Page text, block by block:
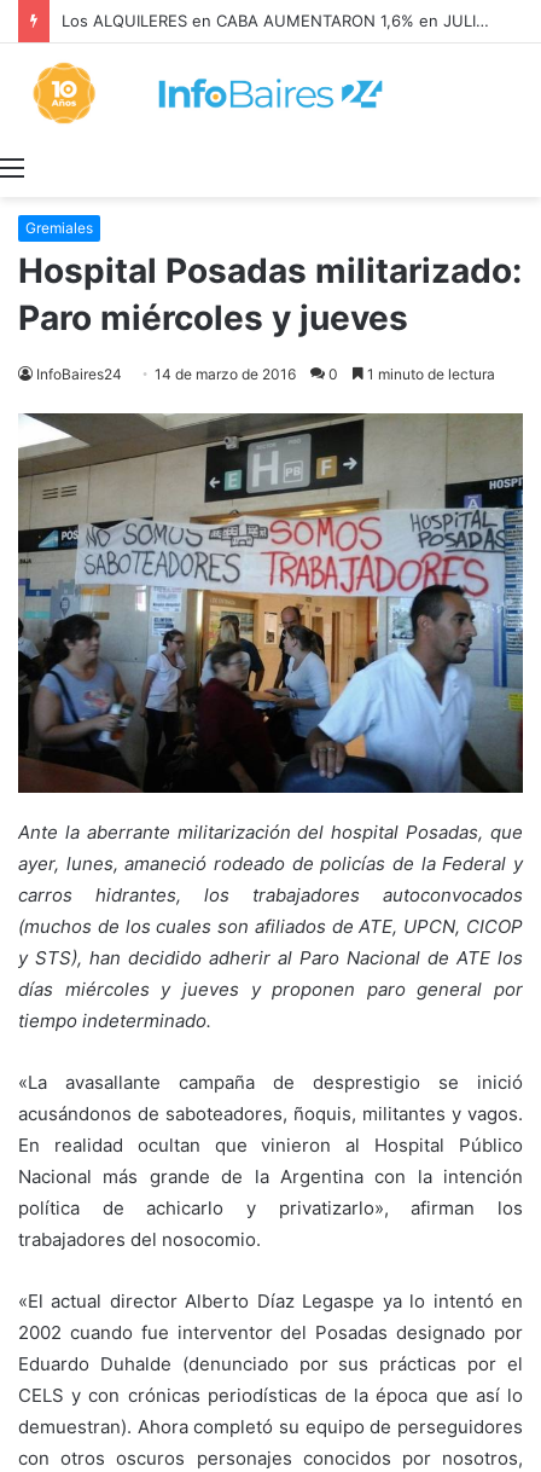
Los ALQUILERES en CABA AUMENTARON 1,6% en JULIO: 17,5% en 2026
Gremiales
Hospital Posadas militarizado:
Paro miércoles y jueves
InfoBaires24 14 de marzo de 2016 0 1 minuto de lectura
Ante la aberrante militarización del hospital Posadas, que
ayer, lunes, amaneció rodeado de policías de la Federal y
carros hidrantes, los trabajadores autoconvocados
(muchos de los cuales son afiliados de ATE, UPCN, CICOP
y STS), han decidido adherir al Paro Nacional de ATE los
días miércoles y jueves y proponen paro general por
tiempo indeterminado.
«La avasallante campaña de desprestigio se inició
acusándonos de saboteadores, ñoquis, militantes y vagos.
En realidad ocultan que vinieron al Hospital Público
Nacional más grande de la Argentina con la intención
política de achicarlo y privatizarlo», afirman los
trabajadores del nosocomio.
«El actual director Alberto Díaz Legaspe ya lo intentó en
2002 cuando fue interventor del Posadas designado por
Eduardo Duhalde (denunciado por sus prácticas por el
CELS y con crónicas periodísticas de la época que así lo
demuestran). Ahora completó su equipo de perseguidores
con otros oscuros personajes conocidos por nosotros,